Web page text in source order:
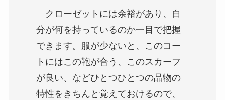
クローゼットには余裕があり、自
分が何を持っているのか一目で把握
できます。服が少ないと、このコー
トにはこの鞄が合う、このスカーフ
が良い、などひとつひとつの品物の
特性をきちんと覚えておけるので、